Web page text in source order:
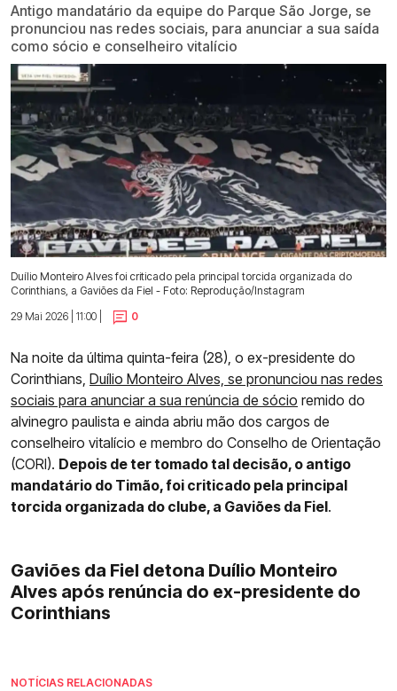
Antigo mandatário da equipe do Parque São Jorge, se
pronunciou nas redes sociais, para anunciar a sua saída
como sócio e conselheiro vitalício
Duílio Monteiro Alves foi criticado pela principal torcida organizada do
Corinthians, a Gaviões da Fiel - Foto: Reprodução/Instagram
29 Mai 2026 | 11:00 |
0
Na noite da última quinta-feira (28), o ex-presidente do
Corinthians, Duílio Monteiro Alves, se pronunciou nas redes
sociais para anunciar a sua renúncia de sócio remido do
alvinegro paulista e ainda abriu mão dos cargos de
conselheiro vitalício e membro do Conselho de Orientação
(CORI). Depois de ter tomado tal decisão, o antigo
mandatário do Timão, foi criticado pela principal
torcida organizada do clube, a Gaviões da Fiel.
Gaviões da Fiel detona Duílio Monteiro
Alves após renúncia do ex-presidente do
Corinthians
NOTÍCIAS RELACIONADAS